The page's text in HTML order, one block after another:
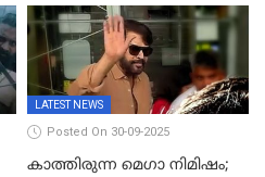
LATEST NEWS
Posted On 30-09-2025
കാത്തിരുന്ന മെഗാ നിമിഷം;